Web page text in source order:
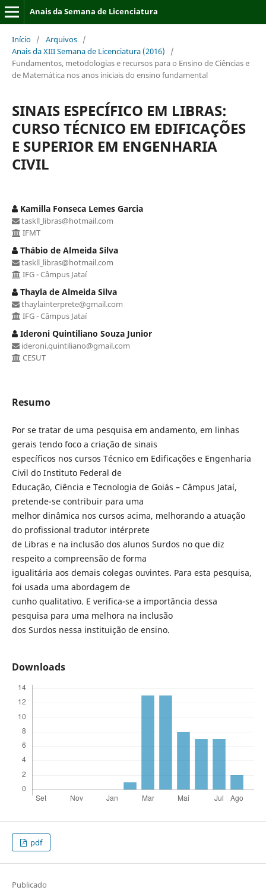
Anais da Semana de Licenciatura
Início / Arquivos /
Anais da XIII Semana de Licenciatura (2016)
/
Fundamentos, metodologias e recursos para o Ensino de Ciências e
de Matemática nos anos iniciais do ensino fundamental
SINAIS ESPECÍFICO EM LIBRAS:
CURSO TÉCNICO EM EDIFICAÇÕES
E SUPERIOR EM ENGENHARIA
CIVIL
Kamilla Fonseca Lemes Garcia
taskll_libras@hotmail.com
IFMT
Thábio de Almeida Silva
taskll_libras@hotmail.com
IFG - Câmpus Jataí
Thayla de Almeida Silva
thaylainterprete@gmail.com
IFG - Câmpus Jataí
Ideroni Quintiliano Souza Junior
ideroni.quintiliano@gmail.com
CESUT
Resumo
Por se tratar de uma pesquisa em andamento, em linhas
gerais tendo foco a criação de sinais
específicos nos cursos Técnico em Edificações e Engenharia
Civil do Instituto Federal de
Educação, Ciência e Tecnologia de Goiás – Câmpus Jataí,
pretende-se contribuir para uma
melhor dinâmica nos cursos acima, melhorando a atuação
do profissional tradutor intérprete
de Libras e na inclusão dos alunos Surdos no que diz
respeito a compreensão de forma
igualitária aos demais colegas ouvintes. Para esta pesquisa,
foi usada uma abordagem de
cunho qualitativo. E verifica-se a importância dessa
pesquisa para uma melhora na inclusão
dos Surdos nessa instituição de ensino.
Downloads
pdf
Publicado